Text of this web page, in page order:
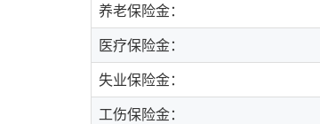
养老保险金：
医疗保险金：
失业保险金：
工伤保险金：